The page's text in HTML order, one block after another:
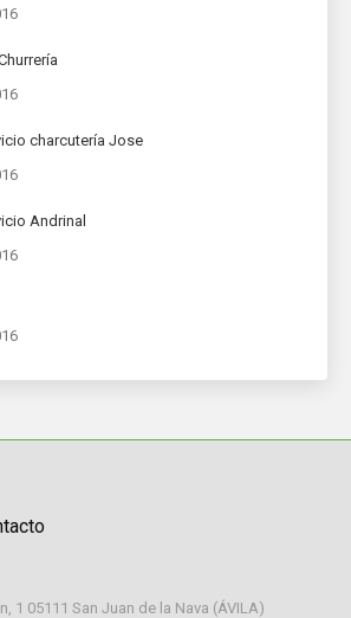
charcutería Jose
Andrinal
1 05111 San Juan de la Nava (ÁVILA)